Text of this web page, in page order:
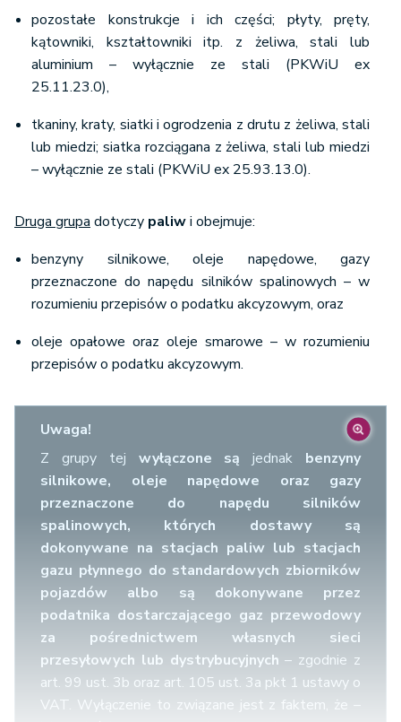
pozostałe konstrukcje i ich części; płyty, pręty,
kątowniki, kształtowniki itp. z żeliwa, stali lub
aluminium – wyłącznie ze stali (PKWiU ex
25.11.23.0),
tkaniny, kraty, siatki i ogrodzenia z drutu z żeliwa, stali
lub miedzi; siatka rozciągana z żeliwa, stali lub miedzi
– wyłącznie ze stali (PKWiU ex 25.93.13.0).
Druga grupa dotyczy paliwi obejmuje:
benzyny silnikowe, oleje napędowe, gazy
przeznaczone do napędu silników spalinowych – w
rozumieniu przepisów o podatku akcyzowym, oraz
oleje opałowe oraz oleje smarowe – w rozumieniu
przepisów o podatku akcyzowym.
Uwaga!
Z grupy tej wyłączone są jednak benzyny
silnikowe, oleje napędowe oraz gazy
przeznaczone do napędu silników
spalinowych, których dostawy są
dokonywane na stacjach paliw lub stacjach
gazu płynnego do standardowych zbiorników
pojazdów albo są dokonywane przez
podatnika dostarczającego gaz przewodowy
za pośrednictwem własnych sieci
przesyłowych lub dystrybucyjnych – zgodnie z
art. 99 ust. 3b oraz art. 105 ust. 3a pkt 1 ustawy o
VAT. Wyłączenie to związane jest z faktem, że –